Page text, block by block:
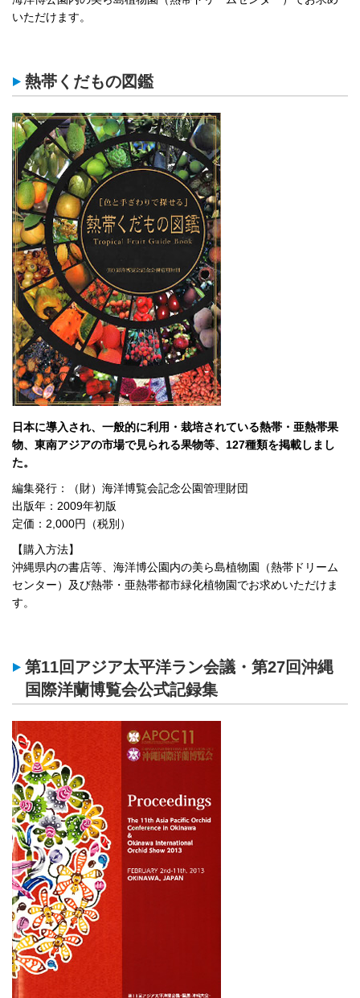
いただけます。
熱帯くだもの図鑑
日本に導入され、一般的に利用・栽培されている熱帯・亜熱帯果
物、東南アジアの市場で見られる果物等、127種類を掲載しまし
た。
編集発行：（財）海洋博覧会記念公園管理財団
出版年：2009年初版
定価：2,000円（税別）
【購入方法】
沖縄県内の書店等、海洋博公園内の美ら島植物園（熱帯ドリーム
センター）及び熱帯・亜熱帯都市緑化植物園でお求めいただけま
す。
第11回アジア太平洋ラン会議・第27回沖縄
国際洋蘭博覧会公式記録集